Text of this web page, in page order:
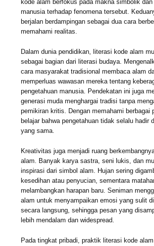
kode alam berfokus pada makna simbolik
manusia terhadap fenomena tersebut.
berjalan berdampingan sebagai dua cara
memahami realitas.
Dalam dunia pendidikan, literasi kode alam
sebagai bagian dari literasi budaya.
cara masyarakat tradisional membaca alam
memperluas wawasan mereka tentang
pengetahuan manusia. Pendekatan ini juga
generasi muda menghargai tradisi tanpa
pemikiran kritis. Dengan memahami berbagai
belajar bahwa pengetahuan tidak selalu hadir
yang sama.
Kreativitas juga menjadi ruang
alam. Banyak karya sastra, seni lukis, dan
inspirasi dari simbol alam. Hujan sering
kesedihan atau penyucian, sementara
melambangkan harapan baru. Seniman
alam untuk menyampaikan emosi yang sulit
secara langsung, sehingga pesan yang
lebih mendalam dan widespread.
Pada tingkat pribadi, praktik literasi kode